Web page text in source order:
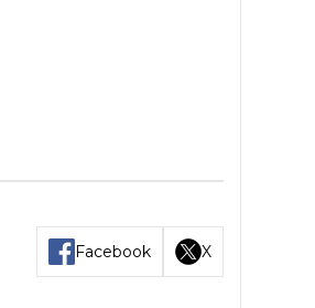
Facebook X